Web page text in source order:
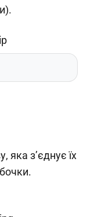
яка з’єднує їх